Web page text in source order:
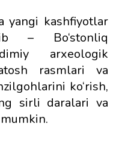
yangi kashfiyotlar
– Bo‘stonliq
arxeologik
rasmlari va
ko‘rish,
sirli daralari va